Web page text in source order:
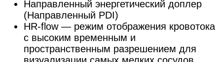
Направленный энергетический доплер
(Направленный PDI)
HR-flow — режим отображения кровотока
с высоким временным и
пространственным разрешением для